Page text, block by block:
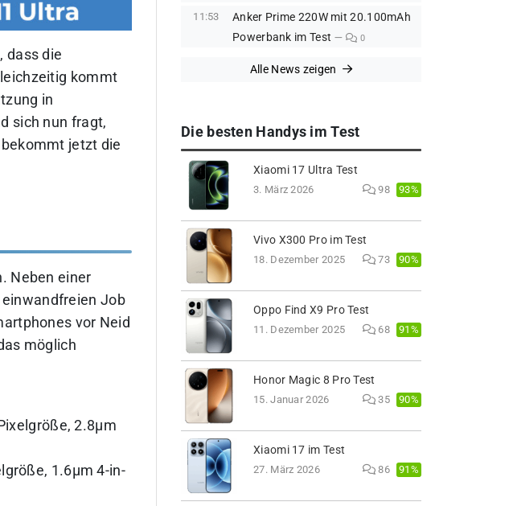
dassdie
kommt
in
sich nun fragt,
jetzt die
Neben einer
Job
vor Neid
möglich
2.8μm
1.6μm 4-in-
11:53
Anker Prime 220W mit 20.100mAh
Powerbank im Test
0
Alle News zeigen
Die besten Handys im Test
Xiaomi 17 Ultra Test
3. März 2026 98 93%
Vivo X300 Pro im Test
18. Dezember 2025 73 90%
Oppo Find X9 Pro Test
11. Dezember 2025 68 91%
Honor Magic 8 Pro Test
15. Januar 2026 35 90%
Xiaomi 17 im Test
27. März 2026 86 91%